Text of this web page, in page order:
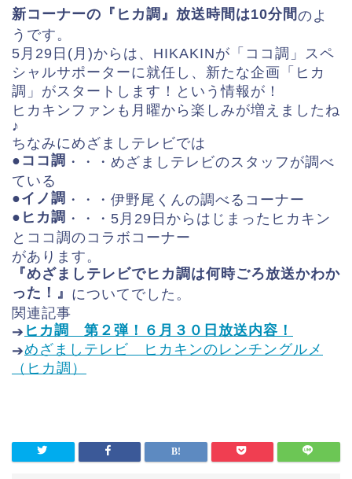
新コーナーの『ヒカ調』放送時間は10分間のよ
うです。
5月29日(月)からは、HIKAKINが「ココ調」スペ
シャルサポーターに就任し、新たな企画「ヒカ
調」がスタートします！という情報が！
ヒカキンファンも月曜から楽しみが増えましたね
♪
ちなみにめざましテレビでは
●ココ調 ・・・めざましテレビのスタッフが調べ
ている
●イノ調 ・・・伊野尾くんの調べるコーナー
●ヒカ調 ・・・5月29日からはじまったヒカキン
とココ調のコラボコーナー
があります。
『めざましテレビでヒカ調は何時ごろ放送かわか
った！』
についてでした。
関連記事
➔ ヒカ調 第２弾！６月３０日放送内容！
➔めざましテレビ ヒカキンのレンチングルメ
（ヒカ調）